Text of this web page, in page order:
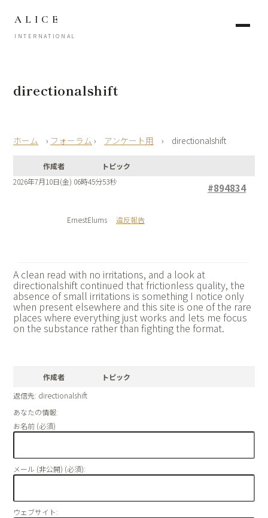
ALICE
INTERNATIONAL
directionalshift
› フォーラム › アンケート用 › directionalshift
作成者
トピック
2026年7月10日(金) 06時45分53秒
#894834
ErnestElums 違反報告
A clean read with no irritations, and a look at
directionalshift continued that frictionless quality, the
absence of small irritations is something I notice only
when present elsewhere and this site is one of the rare
places where everything just works and lets me focus
on the substance rather than fighting the format.
作成者
トピック
返信先: directionalshift
あなたの情報:
お名前 (必須)
メール (非公開) (必須):
ウェブサイト: